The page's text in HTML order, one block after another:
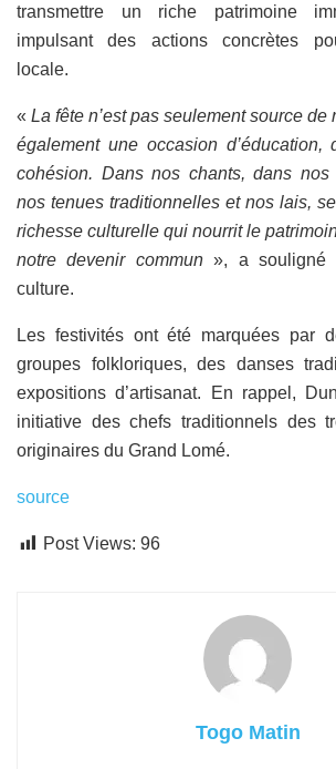
transmettre un riche patrimoine
impulsant des actions concrètes
locale.
« La fête n’est pas seulement source
également une occasion d’éducation,
cohésion. Dans nos chants, dans nos
nos tenues traditionnelles et nos lais,
richesse culturelle qui nourrit le
notre devenir commun», a souligné
culture.
Les festivités ont été marquées par
groupes folkloriques, des danses
expositions d’artisanat. En rappel,
initiative des chefs traditionnels des
originaires du Grand Lomé.
source
Post Views: 96
Togo Matin